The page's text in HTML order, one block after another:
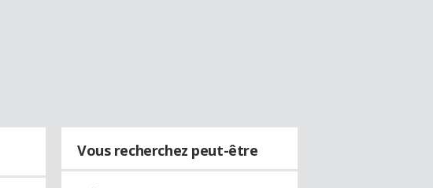
Vous recherchez peut-être